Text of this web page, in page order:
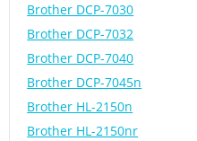
Brother DCP-7030
Brother DCP-7032
Brother DCP-7040
Brother DCP-7045n
Brother HL-2150n
Brother HL-2150nr